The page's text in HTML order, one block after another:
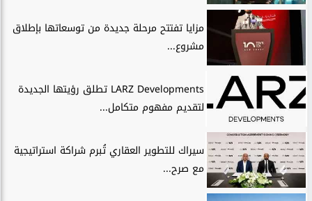
مزايا تفتتح مرحلة جديدة من توسعاتها بإطلاق
مشروع...
LARZ Developments تطلق رؤيتها الجديدة
لتقديم مفهوم متكامل...
سيراك للتطوير العقاري تُبرم شراكة استراتيجية
مع صرح...